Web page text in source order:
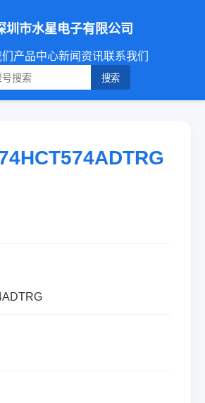
圳市水星电子有限公司
产品中心新闻资讯联系我们
搜索